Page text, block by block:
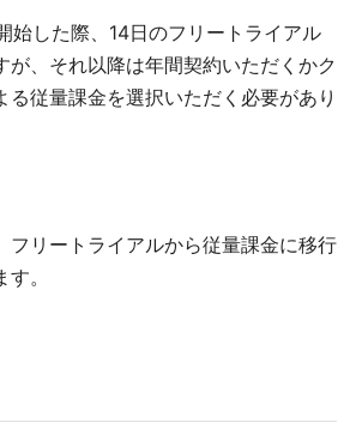
始した際、14日のフリートライアル
が、それ以降は年間契約いただくかク
る従量課金を選択いただく必要があり
フリートライアルから従量課金に移行
。